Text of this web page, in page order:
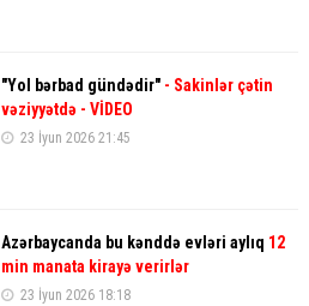
"Yol bərbad gündədir" - Sakinlər çətin
vəziyyətdə - VİDEO
23 İyun 2026 21:45
Azərbaycanda bu kənddə evləri aylıq 12
min manata kirayə verirlər
23 İyun 2026 18:18